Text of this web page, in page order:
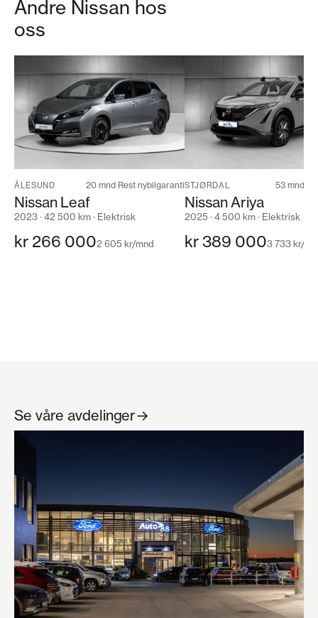
Andre Nissan hos
oss
ÅLESUND 20 mnd Rest nybilgaranti
Nissan Leaf
2023 · 42 500 km · Elektrisk
kr 266 0002 605 kr/mnd
STJØRDAL 53 mnd
Nissan Ariya
2025 · 4 500 km · Elektrisk
kr 389 0003 733 kr/
Se våre avdelinger→